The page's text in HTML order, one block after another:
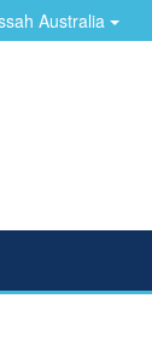
Australia